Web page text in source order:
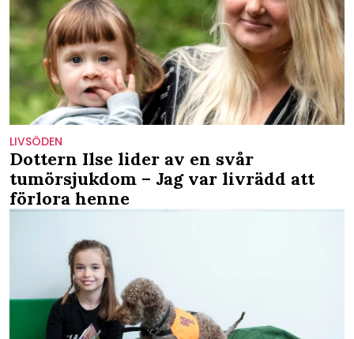
LIVSÖDEN
Dottern Ilse lider av en svår
tumörsjukdom – Jag var livrädd att
förlora henne